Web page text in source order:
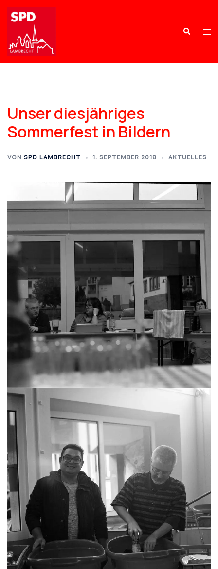
Unser diesjähriges
Sommerfest in Bildern
VON SPD LAMBRECHT 1. SEPTEMBER 2018 AKTUELLES